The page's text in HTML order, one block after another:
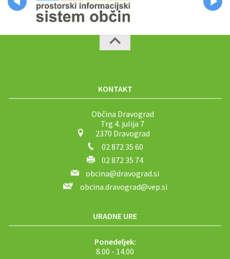
KONTAKT
Občina Dravograd
Trg 4. julija 7
2370 Dravograd
02 872 35 60
02 872 35 74
obcina@dravograd.si
obcina.dravograd@vep.si
URADNE URE
Ponedeljek:
8.00 - 14.00